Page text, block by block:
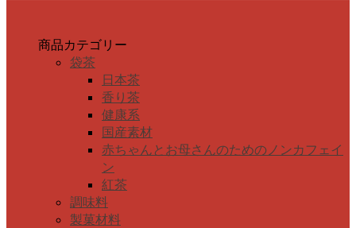
商品カテゴリー
袋茶
日本茶
香り茶
健康系
国産素材
赤ちゃんとお母さんのためのノンカフェイ
ン
紅茶
調味料
製菓材料